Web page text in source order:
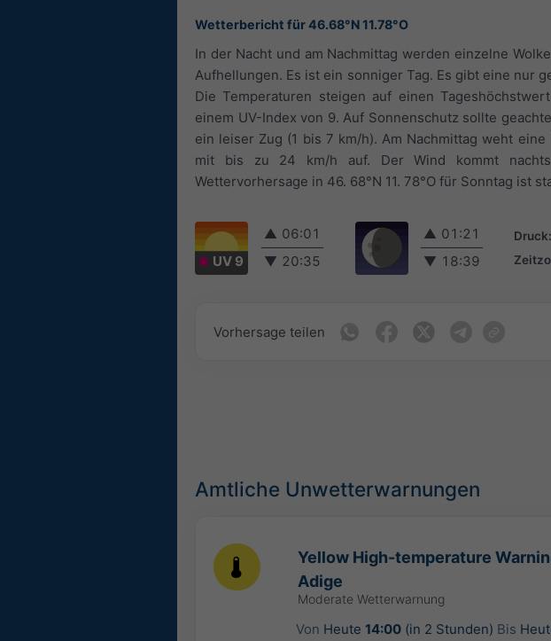
Wetterbericht für 46.68°N 11.78°O
In der Nacht und am Nachmittag werden einzelne
Aufhellungen. Es ist ein sonniger Tag. Es gibt eine nur
Die Temperaturen steigen auf einen
einem UV-Index von 9. Auf Sonnenschutz sollte
ein leiser Zug (1 bis 7 km/h). Am Nachmittag weht
mit bis zu 24 km/h auf. Der Wind kommt
Wettervorhersage in 46. 68°N 11. 78°O für Sonntag ist
UV 9
▲ 06:01
▼ 20:35
▲ 01:21
▼ 18:39
Druck:
Vorhersage teilen
Amtliche Unwetterwarnungen
Yellow High-temperature
Adige
Moderate Wetterwarnung
Von Heute 14:00(in 2 Stunden) Bis